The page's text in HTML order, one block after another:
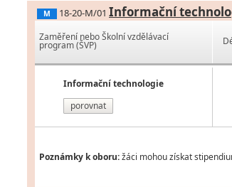
M 18-20-M/01 Informační
Zaměření nebo Školní vzdělávací
program (ŠVP)
Informační technologie
porovnat
Poznámky k oboru:žáci mohou získat